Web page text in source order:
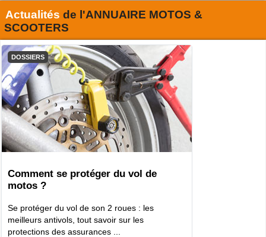
Actualités de l'ANNUAIRE MOTOS &
SCOOTERS
DOSSIERS
Comment se protéger du vol de
motos ?
Se protéger du vol de son 2 roues : les
meilleurs antivols, tout savoir sur les
protections des assurances ...